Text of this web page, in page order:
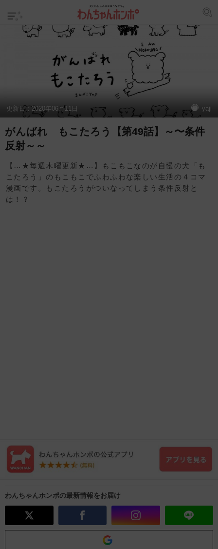
更新日：2020年06月11日 yaji
がんばれ もこたろう【第49話】～〜条件
反射～～
【…★毎週木曜更新★…】もこもこなのが自慢の犬「も
こたろう」のもこもこでふわふわな楽しい生活の４コマ
漫画です。もこたろうがついなってしまう条件反射と
は！？
わんちゃんホンポの最新情報をお届け